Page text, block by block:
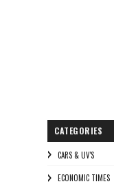
CATEGORIES
CARS & UV'S
ECONOMIC TIMES